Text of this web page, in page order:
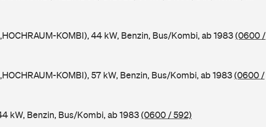
KOMBI), 44 kW, Benzin, Bus/Kombi, ab 1983(0600 /
KOMBI), 57 kW, Benzin, Bus/Kombi, ab 1983(0600 /
kW, Benzin, Bus/Kombi, ab 1983(0600 / 592)